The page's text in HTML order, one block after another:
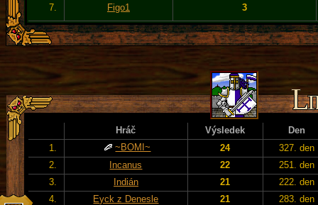
7. Figo1 3
Hráč Výsledek
Den
1.
~BOMI~ 24
327. den
2.
Incanus 22
251. den
3.
Indián 21
222. den
4.
Eyck z Denesle 21
283. den